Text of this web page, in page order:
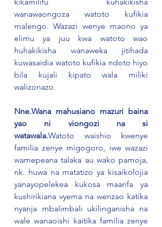
wanawaongoza watoto kufikia
malengo. Wazazi wenye maono ya
elimu ya juu kwa watoto wao
huhakikisha wanaweka jitihada
kuwasaidia watoto kufikia ndoto hiyo
bila kujali kipato wala miliki
walizonazo.
Nne.Wana mahusiano mazuri baina
yao ni viongozi na si
watawala.Watoto waishio kwenye
familia zenye migogoro, iwe wazazi
wamepeana talaka au wako pamoja,
nk. huwa na matatizo ya kisaikolojia
yanayopelekea kukosa maarifa ya
kushirikiana vyema na wenzao katika
nyanja mbalimbali ukilinganisha na
wale wanaoishi kaitika familia zenye